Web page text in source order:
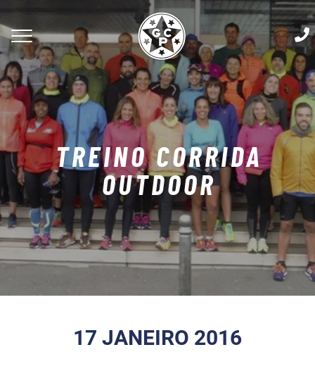
TREINO CORRIDA
OUTDOOR
17 JANEIRO 2016